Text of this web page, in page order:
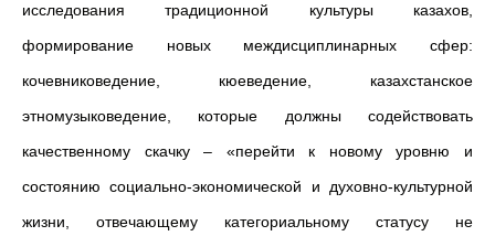
исследования традиционной культуры каза­хов,
формирование новых междисциплинарных сфер:
кочевниковедение, кюеведение, казахстанское
этномузыковедение, которые должны содействовать
качественному скачку – «перейти к новому уровню и
состоянию социально-экономической и духовно-культурной
жизни, отвечающему категориальному статусу не